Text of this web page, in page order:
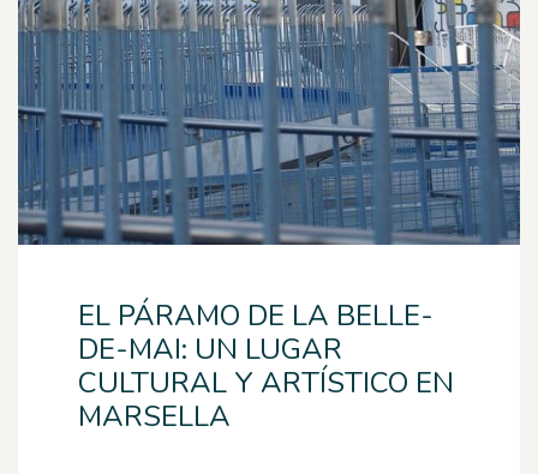
EL PÁRAMO DE LA BELLE-
DE-MAI: UN LUGAR
CULTURAL Y ARTÍSTICO EN
MARSELLA